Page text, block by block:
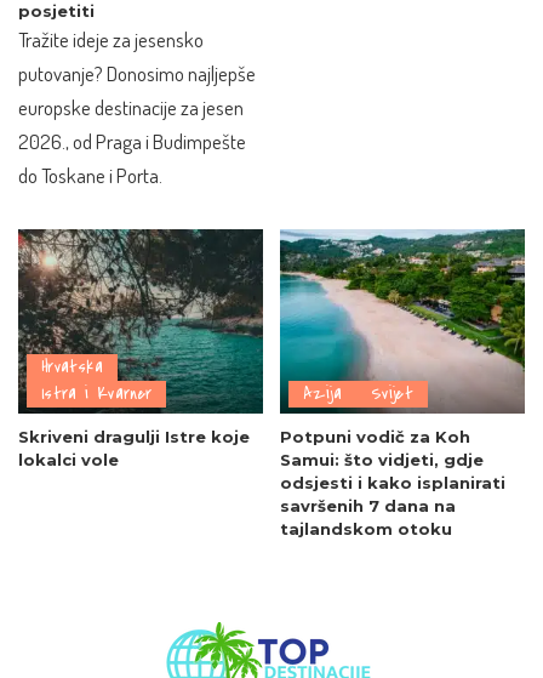
posjetiti
Tražite ideje za jesensko
putovanje? Donosimo najljepše
europske destinacije za jesen
2026., od Praga i Budimpešte
do Toskane i Porta.
Hrvatska
Istra i Kvarner
Skriveni dragulji Istre koje
lokalci vole
Azija Svijet
Potpuni vodič za Koh
Samui: što vidjeti, gdje
odsjesti i kako isplanirati
savršenih 7 dana na
tajlandskom otoku